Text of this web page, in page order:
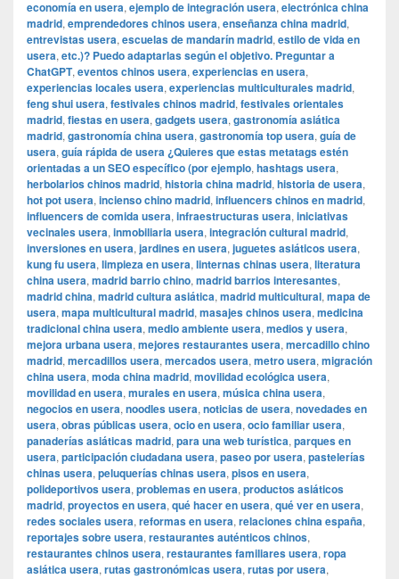
economía en usera, ejemplo de integración usera, electrónica china
madrid, emprendedores chinos usera, enseñanza china madrid,
entrevistas usera, escuelas de mandarín madrid, estilo de vida en
usera, etc.)? Puedo adaptarlas según el objetivo. Preguntar a
ChatGPT, eventos chinos usera, experiencias en usera,
experiencias locales usera, experiencias multiculturales madrid,
feng shui usera, festivales chinos madrid, festivales orientales
madrid, fiestas en usera, gadgets usera, gastronomía asiática
madrid, gastronomía china usera, gastronomía top usera, guía de
usera, guía rápida de usera ¿Quieres que estas metatags estén
orientadas a un SEO específico (por ejemplo, hashtags usera,
herbolarios chinos madrid, historia china madrid, historia de usera,
hot pot usera, incienso chino madrid, influencers chinos en madrid,
influencers de comida usera, infraestructuras usera, iniciativas
vecinales usera, inmobiliaria usera, integración cultural madrid,
inversiones en usera, jardines en usera, juguetes asiáticos usera,
kung fu usera, limpieza en usera, linternas chinas usera, literatura
china usera, madrid barrio chino, madrid barrios interesantes,
madrid china, madrid cultura asiática, madrid multicultural, mapa de
usera, mapa multicultural madrid, masajes chinos usera, medicina
tradicional china usera, medio ambiente usera, medios y usera,
mejora urbana usera, mejores restaurantes usera, mercadillo chino
madrid, mercadillos usera, mercados usera, metro usera, migración
china usera, moda china madrid, movilidad ecológica usera,
movilidad en usera, murales en usera, música china usera,
negocios en usera, noodles usera, noticias de usera, novedades en
usera, obras públicas usera, ocio en usera, ocio familiar usera,
panaderías asiáticas madrid, para una web turística, parques en
usera, participación ciudadana usera, paseo por usera, pastelerías
chinas usera, peluquerías chinas usera, pisos en usera,
polideportivos usera, problemas en usera, productos asiáticos
madrid, proyectos en usera, qué hacer en usera, qué ver en usera,
redes sociales usera, reformas en usera, relaciones china españa,
reportajes sobre usera, restaurantes auténticos chinos,
restaurantes chinos usera, restaurantes familiares usera, ropa
asiática usera, rutas gastronómicas usera, rutas por usera,